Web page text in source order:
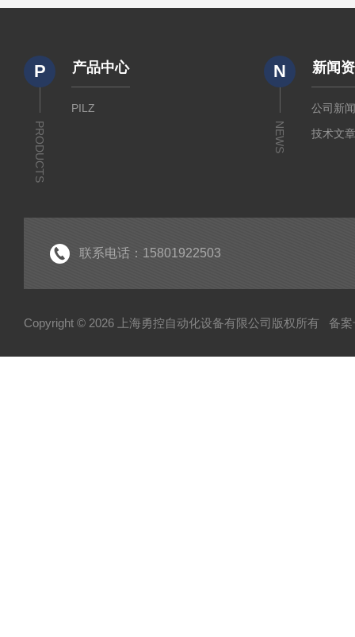
P
PRODUCTS
产品中心
PILZ
N
NEWS
新闻
公司新
技术文
联系电话：15801922503
Copyright © 2026 上海勇控自动化设备有限公司版权所有 备案